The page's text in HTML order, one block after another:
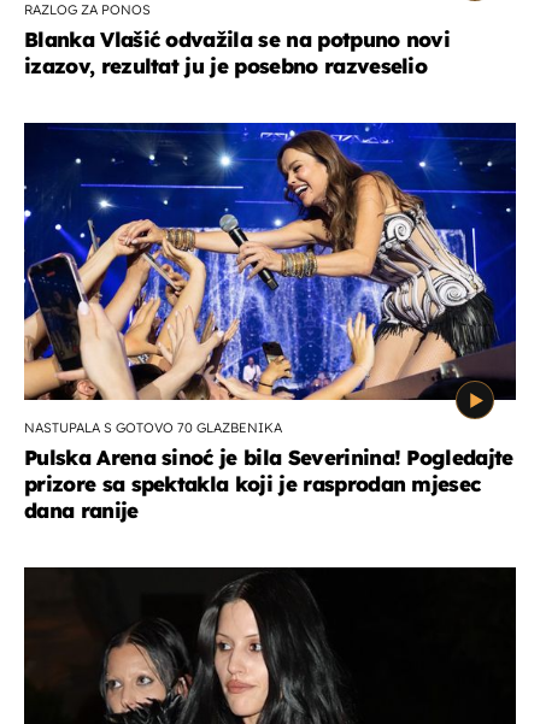
RAZLOG ZA PONOS
Blanka Vlašić odvažila se na potpuno novi
izazov, rezultat ju je posebno razveselio
NASTUPALA S GOTOVO 70 GLAZBENIKA
Pulska Arena sinoć je bila Severinina! Pogledajte
prizore sa spektakla koji je rasprodan mjesec
dana ranije